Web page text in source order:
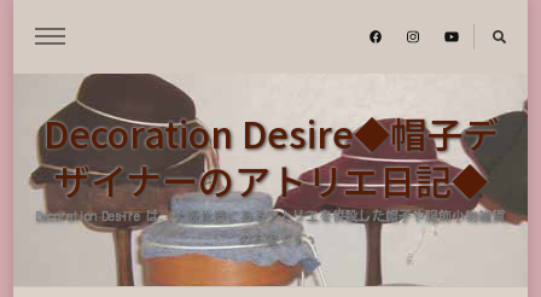
Decoration Desire◆帽子デ
ザイナーのアトリエ日記◆
Decoration Desire は、大阪北摂にあるアトリエを併設した帽子や服飾小物雑貨
のお店です